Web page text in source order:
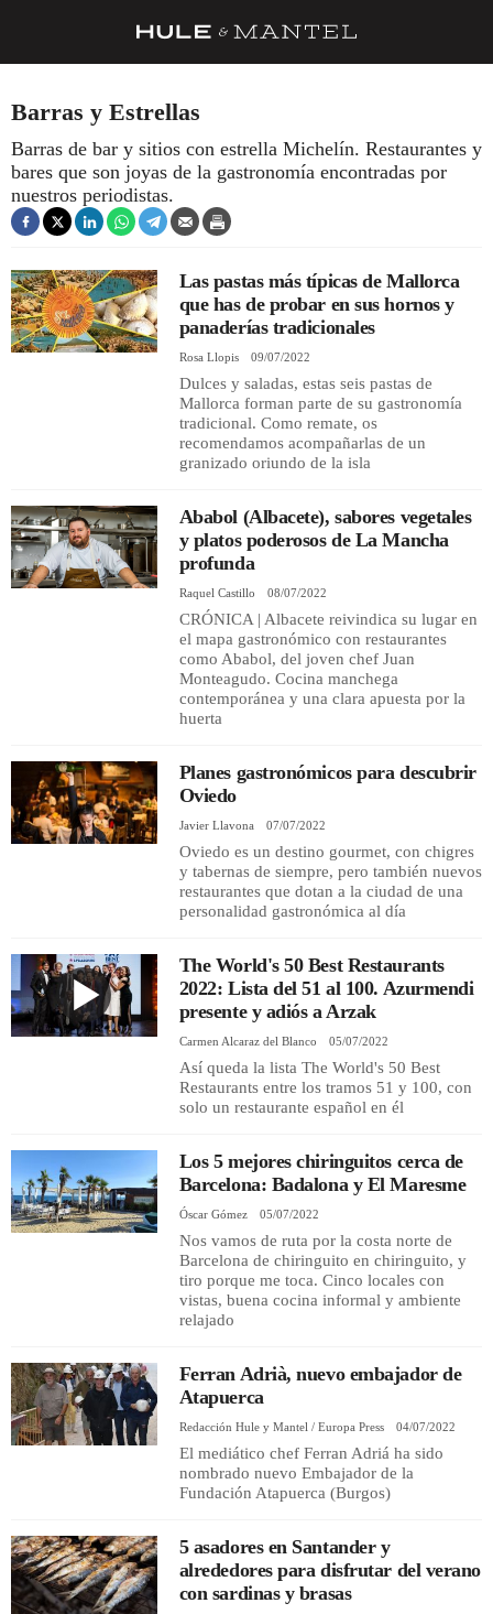
DESPENSA
BARRAS Y ESTRELLAS
ÍDOLOS DE MESAS
CUADERNO DE VIAJE
REGISTRO
INICIAR SESIÓN
Barras y Estrellas
Barras de bar y sitios con estrella Michelín. Restaurantes y
bares que son joyas de la gastronomía encontradas por
nuestros periodistas.
Las pastas más típicas de Mallorca
que has de probar en sus hornos y
panaderías tradicionales
Rosa Llopis 09/07/2022
Dulces y saladas, estas seis pastas de
Mallorca forman parte de su gastronomía
tradicional. Como remate, os
recomendamos acompañarlas de un
granizado oriundo de la isla
Ababol (Albacete), sabores vegetales
y platos poderosos de La Mancha
profunda
Raquel Castillo 08/07/2022
CRÓNICA | Albacete reivindica su lugar en
el mapa gastronómico con restaurantes
como Ababol, del joven chef Juan
Monteagudo. Cocina manchega
contemporánea y una clara apuesta por la
huerta
Planes gastronómicos para descubrir
Oviedo
Javier Llavona 07/07/2022
Oviedo es un destino gourmet, con chigres
y tabernas de siempre, pero también nuevos
restaurantes que dotan a la ciudad de una
personalidad gastronómica al día
The World's 50 Best Restaurants
2022: Lista del 51 al 100. Azurmendi
presente y adiós a Arzak
Carmen Alcaraz del Blanco 05/07/2022
Así queda la lista The World's 50 Best
Restaurants entre los tramos 51 y 100, con
solo un restaurante español en él
Los 5 mejores chiringuitos cerca de
Barcelona: Badalona y El Maresme
Óscar Gómez 05/07/2022
Nos vamos de ruta por la costa norte de
Barcelona de chiringuito en chiringuito, y
tiro porque me toca. Cinco locales con
vistas, buena cocina informal y ambiente
relajado
Ferran Adrià, nuevo embajador de
Atapuerca
Redacción Hule y Mantel / Europa Press 04/07/2022
El mediático chef Ferran Adriá ha sido
nombrado nuevo Embajador de la
Fundación Atapuerca (Burgos)
5 asadores en Santander y
alrededores para disfrutar del verano
con sardinas y brasas